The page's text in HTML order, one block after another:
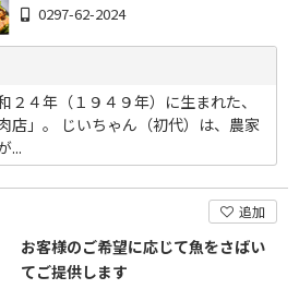
0297-62-2024
２４年（１９４９年）に生まれた、
店」。 じいちゃん（初代）は、農家
...
追加
お客様のご希望に応じて魚をさばい
てご提供します